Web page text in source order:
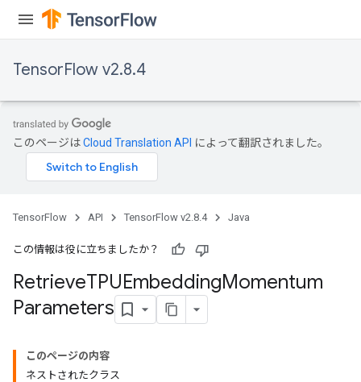
TensorFlow v2.8.4
このページはCloud Translation API によって翻訳されました。
TensorFlow API TensorFlow v2.8.4 Java
この情報は役に立ちましたか？
RetrieveTPUEmbeddingMomentum
Parameters
このページの内容
ネストされたクラス